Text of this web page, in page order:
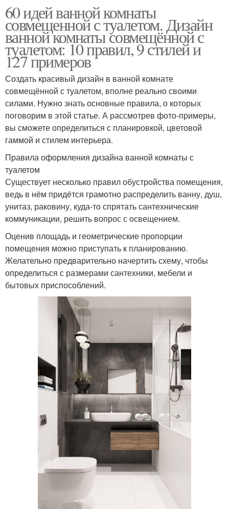
60 идей ванной комнаты
совмещенной с туалетом. Дизайн
ванной комнаты совмещённой с
туалетом: 10 правил, 9 стилей и
127 примеров
Создать красивый дизайн в ванной комнате
совмещённой с туалетом, вполне реально своими
силами. Нужно знать основные правила, о которых
поговорим в этой статье. А рассмотрев фото-примеры,
вы сможете определиться с планировкой, цветовой
гаммой и стилем интерьера.
Правила оформления дизайна ванной комнаты с
туалетом
Существует несколько правил обустройства помещения,
ведь в нём придётся грамотно распределить ванну, душ,
унитаз, раковину, куда-то спрятать сантехнические
коммуникации, решить вопрос с освещением.
Оценив площадь и геометрические пропорции
помещения можно приступать к планированию.
Желательно предварительно начертить схему, чтобы
определиться с размерами сантехники, мебели и
бытовых приспособлений.